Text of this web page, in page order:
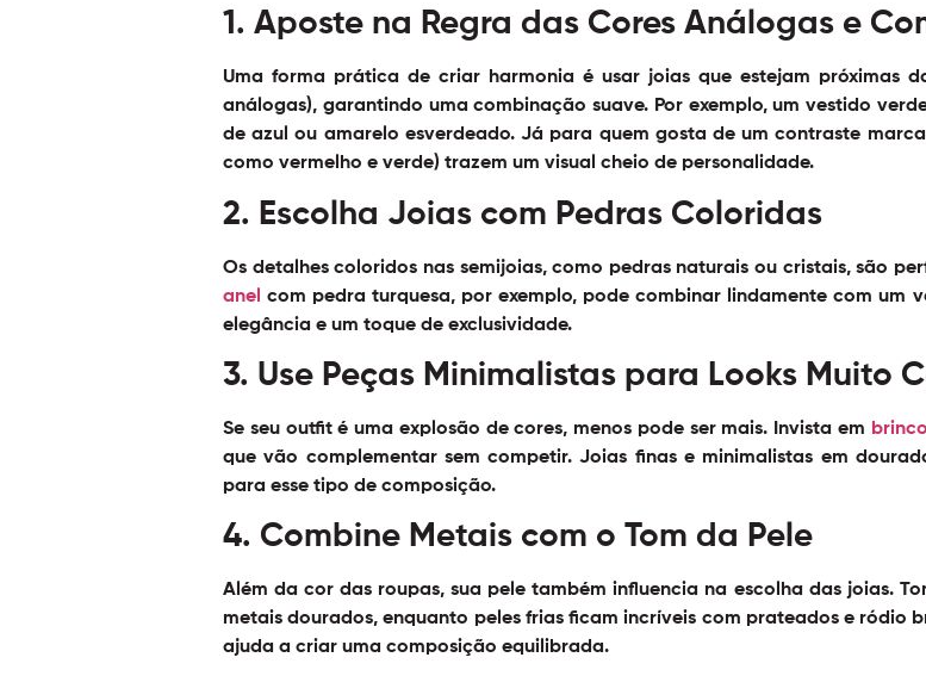
1. Aposte na Regra das Cores Análogas e
Uma forma prática de criar harmonia é usar joias que estejam próximas
análogas), garantindo uma combinação suave. Por exemplo, um vestido
de azul ou amarelo esverdeado. Já para quem gosta de um contraste
como vermelho e verde) trazem um visual cheio de personalidade.
2. Escolha Joias com Pedras Coloridas
Os detalhes coloridos nas semijoias, como pedras naturais ou cristais, são
anel com pedra turquesa, por exemplo, pode combinar lindamente com um
elegância e um toque de exclusividade.
3. Use Peças Minimalistas para Looks Muito
Se seu outfit é uma explosão de cores, menos pode ser mais. Invista em
que vão complementar sem competir. Joias finas e minimalistas em
para esse tipo de composição.
4. Combine Metais com o Tom da Pele
Além da cor das roupas, sua pele também influencia na escolha das joias.
metais dourados, enquanto peles frias ficam incríveis com prateados e ródio
ajuda a criar uma composição equilibrada.